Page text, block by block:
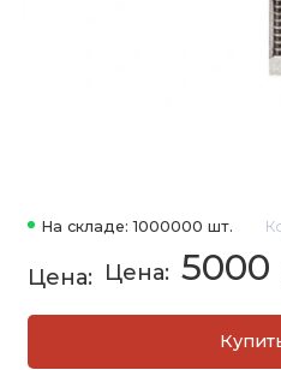
На складе: 1000000 шт.
5000